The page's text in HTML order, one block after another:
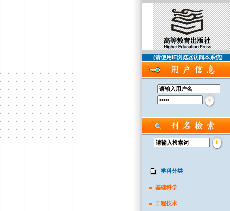
(请使用IE浏览器访问本系统)
学科分类
基础科学
工程技术